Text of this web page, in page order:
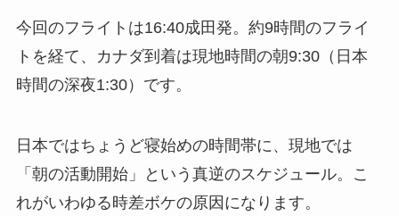
今回のフライトは16:40成田発。約9時間のフライ
トを経て、カナダ到着は現地時間の朝9:30（日本
時間の深夜1:30）です。
日本ではちょうど寝始めの時間帯に、現地では
「朝の活動開始」という真逆のスケジュール。こ
れがいわゆる時差ボケの原因になります。